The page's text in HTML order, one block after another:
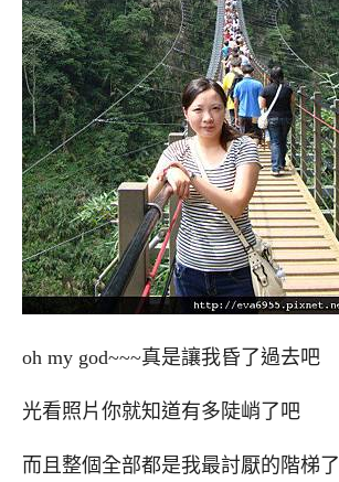
oh my god~~~真是讓我昏了過去吧
光看照片你就知道有多陡峭了吧
而且整個全部都是我最討厭的階梯了